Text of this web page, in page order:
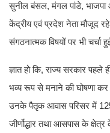
सुनील बंसल, मंगल पांडे,
केंद्रीय एवं प्रदेश नेता मौजूद
संगठनात्मक विषयों पर भी चर्चा
ज्ञात हो कि, राज्य सरकार पहले
भव्य रूप से मनाने की घोषणा
उनके पैतृक आवास परिसर में 125
जीर्णोद्धार तथा आसपास के